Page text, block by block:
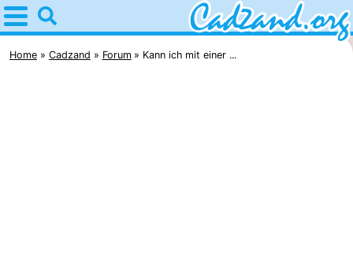
Home
Cadzand
Home Cadzand Forum Kann ich mit einer ...